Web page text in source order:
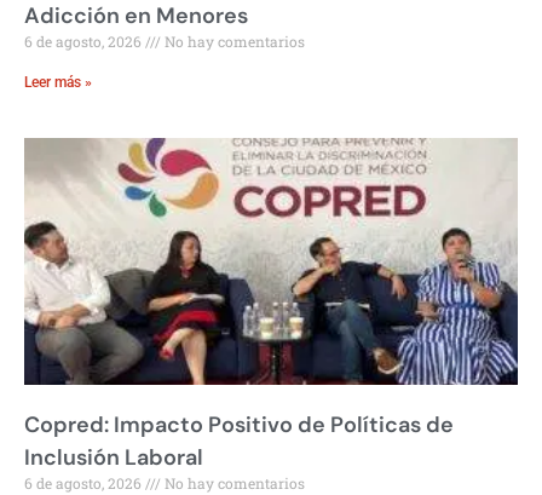
Adicción en Menores
6 de agosto, 2026 No hay comentarios
Leer más »
Copred: Impacto Positivo de Políticas de
Inclusión Laboral
6 de agosto, 2026 No hay comentarios